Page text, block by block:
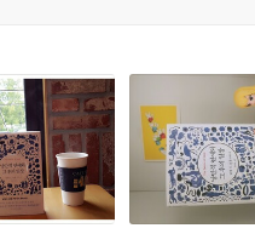
커스틴의 현명함은 동감할 줄
한때 ‘영혼의 짝’이 ‘잘못된 인
은 감정이 아니라 기술”
지 않고 삶을 헤쳐 나가는 진짜